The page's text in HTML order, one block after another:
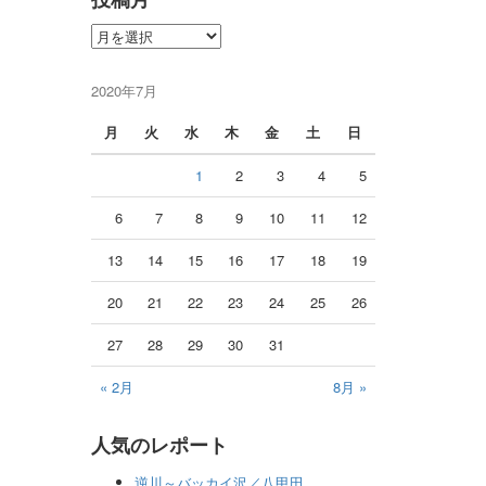
投
月
2020年7月
月
火 水 木 金 土 日
« 2月 8月 »
1 2 3 4 5
6 7 8 9 10 11 12
13 14 15 16 17 18 19
20 21 22 23 24 25 26
27 28 29 30 31
人気のレポート